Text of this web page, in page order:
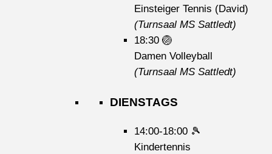
Einsteiger Tennis (David)
(Turnsaal MS Sattledt)
18:30🏐
Damen Volleyball
(Turnsaal MS Sattledt)
DIENSTAGS
14:00-18:00 🎾
Kindertennis